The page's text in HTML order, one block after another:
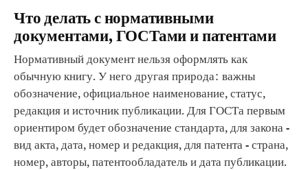
Что делать с нормативными
документами, ГОСТами и патентами
Нормативный документ нельзя оформлять как
обычную книгу. У него другая природа: важны
обозначение, официальное наименование, статус,
редакция и источник публикации. Для ГОСТа первым
ориентиром будет обозначение стандарта, для закона -
вид акта, дата, номер и редакция, для патента - страна,
номер, авторы, патентообладатель и дата публикации.